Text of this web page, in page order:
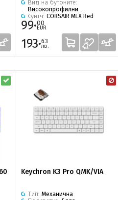
Вид на бутоните:
Високопрофилни
Суитч: CORSAIR MLX Red
99·00
EUR
193·63
лв.
Keychron K3 Pro QMK/VIA
Тип: Механична